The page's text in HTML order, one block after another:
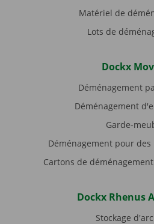
Matériel de
Lots de
Dockx
Déménagement
Déménagement
Garde-
Déménagement pour des
Cartons de
Dockx Rhenus
Stockage